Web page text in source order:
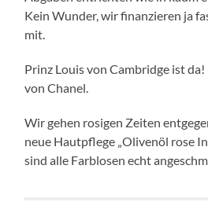
Kein Wunder, wir finanzieren ja
mit.
Prinz Louis von Cambridge ist
von Chanel.
Wir gehen rosigen Zeiten
neue Hautpflege „Olivenöl rose
sind alle Farblosen echt